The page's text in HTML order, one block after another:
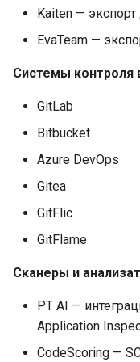
e
Список дефектов
Получение списка
Получение списка
Управление
сканирования
Сервисные команды
вывода
аутентификация
Настраиваемые роли
Управление
пользователей
Настройка Keycloak
Swagger UI
Логирование
Журналирование
безопасности
Kaiten —
EvaTeam —
Системы контроля
GitLab
Bitbucket
Azure DevOps
Gitea
GitFlic
GitFlame
Сканеры и
PT AI —
Application
CodeScoring —